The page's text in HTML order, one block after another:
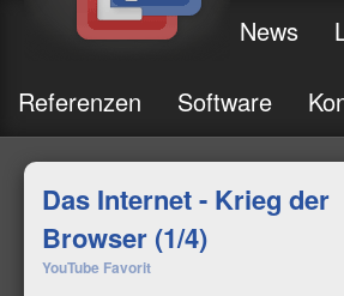
News
Referenzen Software
Das Internet - Krieg der
Browser (1/4)
YouTube Favorit